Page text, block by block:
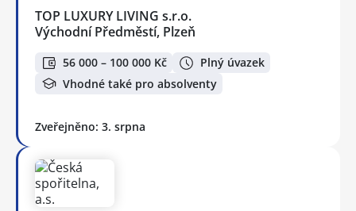
TOP LUXURY LIVING s.r.o.
Východní Předměstí, Plzeň
56 000 – 100 000 Kč
Plný úvazek
Vhodné také pro absolventy
Zveřejněno: 3. srpna